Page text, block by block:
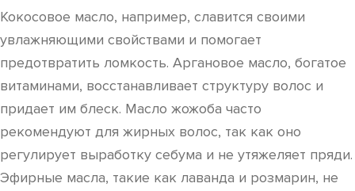
Кокосовое масло, например, славится своими
увлажняющими свойствами и помогает
предотвратить ломкость. Аргановое масло, богатое
витаминами, восстанавливает структуру волос и
придает им блеск. Масло жожоба часто
рекомендуют для жирных волос, так как оно
регулирует выработку себума и не утяжеляет пряди.
Эфирные масла, такие как лаванда и розмарин, не